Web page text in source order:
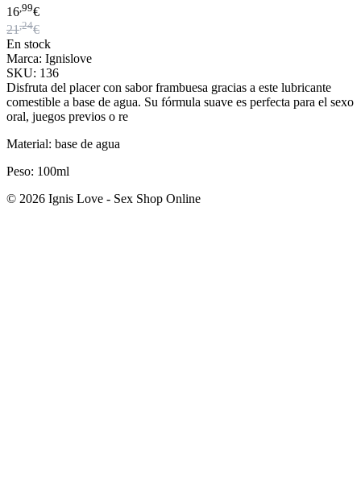
16 ,99€
21,24€
En stock
Marca: Ignislove
SKU: 136
Disfruta del placer con sabor frambuesa gracias a este lubricante
comestible a base de agua. Su fórmula suave es perfecta para el sexo
oral, juegos previos o re
Material: base de agua
Peso: 100ml
© 2026 Ignis Love - Sex Shop Online